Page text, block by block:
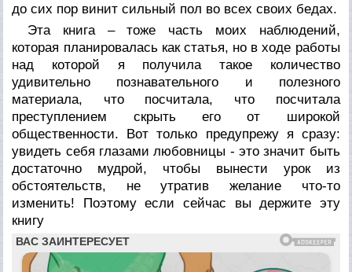
до сих пор винит сильный пол во всех своих бедах.
Эта книга – тоже часть моих наблюдений,
которая планировалась как статья, но в ходе работы
над которой я получила такое количество
удивительно познавательного и полезного
материала, что посчитала, что посчитала
преступлением скрыть его от широкой
общественности. Вот только предупрежу я сразу:
увидеть себя глазами любовницы - это значит быть
достаточно мудрой, чтобы вынести урок из
обстоятельств, не утратив желание что-то
изменить! Поэтому если сейчас вы держите эту
книгу